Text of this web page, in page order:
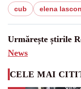
cub elena
Urmărește știrile
News
CELE MAI